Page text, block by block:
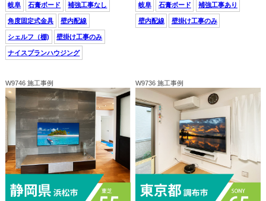
岐阜 石膏ボード 補強工事なし
角度固定式金具 壁内配線
シェルフ（棚) 壁掛け工事のみ
ナイスプランハウジング
岐阜 石膏ボード 補強工事あり
壁内配線 壁掛け工事のみ
W9746 施工事例 W9736 施工事例